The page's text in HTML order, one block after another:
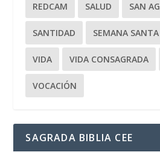
REDCAM SALUD SAN
SANTIDAD SEMANA SANTA
VIDA VIDA CONSAGRADA
VOCACIÓN
SAGRADA BIBLIA CEE